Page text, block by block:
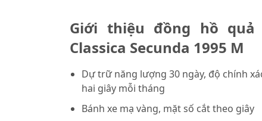
Giới thiệu đồng hồ quả
Classica Secunda 1995 M
Dự trữ năng lượng 30 ngày, độ chính
hai giây mỗi tháng
Bánh xe mạ vàng, mặt số cắt theo giây